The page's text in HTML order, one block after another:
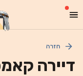
חזרה
דיירה